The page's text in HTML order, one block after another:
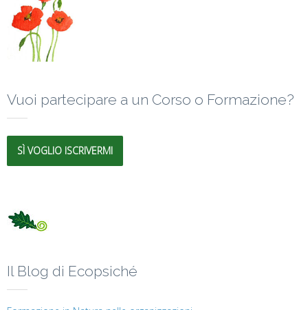
Vuoi partecipare a un Corso o Formazione?
SÌ VOGLIO ISCRIVERMI
Il Blog di Ecopsiché